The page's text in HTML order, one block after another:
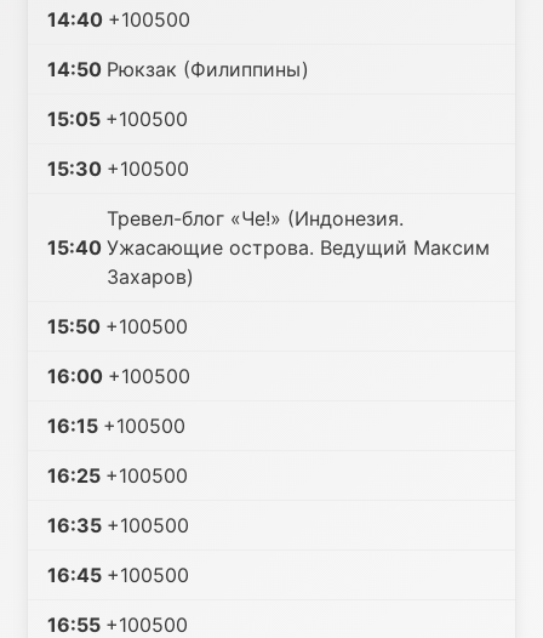
14:40 +100500
14:50 Рюкзак (Филиппины)
15:05 +100500
15:30 +100500
15:40
Тревел-блог «Че!» (Индонезия.
Ужасающие острова. Ведущий Максим
Захаров)
15:50 +100500
16:00 +100500
16:15 +100500
16:25 +100500
16:35 +100500
16:45 +100500
16:55 +100500